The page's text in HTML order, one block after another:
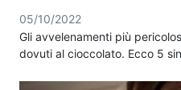
05/10/2022
Gli avvelenamenti più
dovuti al cioccolato. Ecco 5